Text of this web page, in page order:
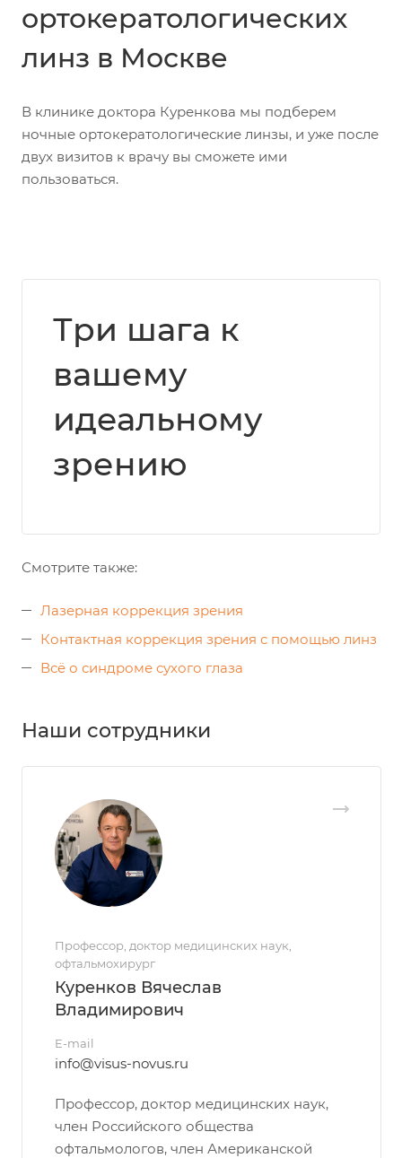
ортокератологических
линз в Москве
В клинике доктора Куренкова мы подберем
ночные ортокератологические линзы, и уже после
двух визитов к врачу вы сможете ими
пользоваться.
Три шага к
вашему
идеальному
зрению
Смотрите также:
Лазерная коррекция зрения
Контактная коррекция зрения с помощью линз
Всё о синдроме сухого глаза
Наши сотрудники
Профессор, доктор медицинских наук,
офтальмохирург
Куренков Вячеслав
Владимирович
E-mail
info@visus-novus.ru
Профессор, доктор медицинских наук,
член Российского общества
офтальмологов, член Американской